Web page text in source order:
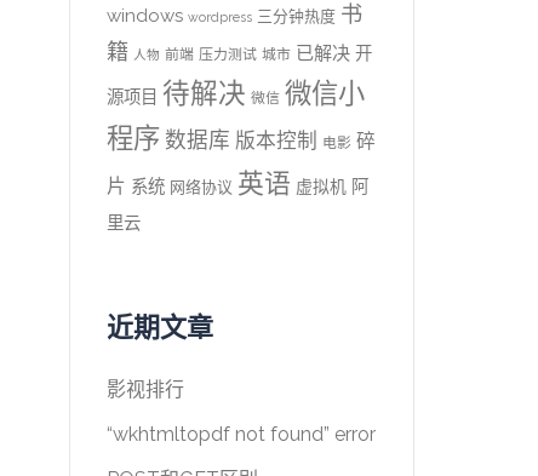
windows wordpress 三分钟热度 书
籍 人物 前端 压力测试 城市 已解决 开
源项目 待解决 微信 微信小
程序 数据库 版本控制 电影 碎
片 系统 网络协议 英语 虚拟机 阿
里云
近期文章
影视排行
“wkhtmltopdf not found” error